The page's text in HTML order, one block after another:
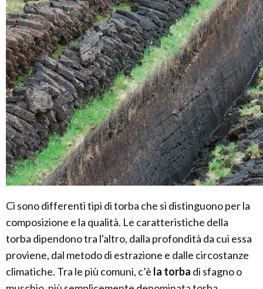
Ci sono differenti tipi di torba che si distinguono per la
composizione e la qualità. Le caratteristiche della
torba dipendono tra l'altro, dalla profondità da cui essa
proviene, dal metodo di estrazione e dalle circostanze
climatiche. Tra le più comuni, c’è la torba di sfagno o